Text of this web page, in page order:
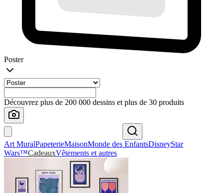
Poster
Découvrez plus de 200 000 dessins et plus de 30 produits
Art MuralPapeterieMaisonMonde des EnfantsDisneyStar
Wars™CadeauxVêtements et autres